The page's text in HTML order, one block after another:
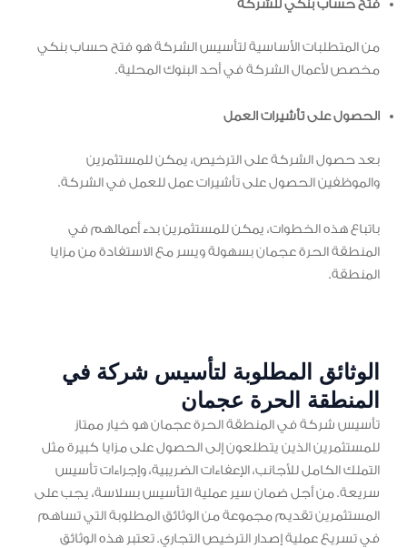
فتح حساب بنكي للشركة
من المتطلبات الأساسية لتأسيس الشركة هو فتح حساب بنكي
مخصص لأعمال الشركة في أحد البنوك المحلية.
الحصول على تأشيرات العمل
بعد حصول الشركة على الترخيص، يمكن للمستثمرين
والموظفين الحصول على تأشيرات عمل للعمل في الشركة.
باتباع هذه الخطوات، يمكن للمستثمرين بدء أعمالهم في
المنطقة الحرة عجمان بسهولة ويسر مع الاستفادة من مزايا
المنطقة.
الوثائق المطلوبة لتأسيس شركة في
المنطقة الحرة عجمان
تأسيس شركة في المنطقة الحرة عجمان هو خيار ممتاز
للمستثمرين الذين يتطلعون إلى الحصول على مزايا كبيرة مثل
التملك الكامل للأجانب، الإعفاءات الضريبية، وإجراءات تأسيس
سريعة. من أجل ضمان سير عملية التأسيس بسلاسة، يجب على
المستثمرين تقديم مجموعة من الوثائق المطلوبة التي تساهم
في تسريع عملية إصدار الترخيص التجاري. تعتبر هذه الوثائق